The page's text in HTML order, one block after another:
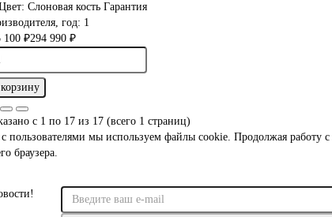
Слоновая костьГарантия
год: 1
100 ₽294 990 ₽
с 1 по 17 из 17 (всего 1 страниц)
пользователями мы используем файлы cookie. Продолжая работу
браузера.